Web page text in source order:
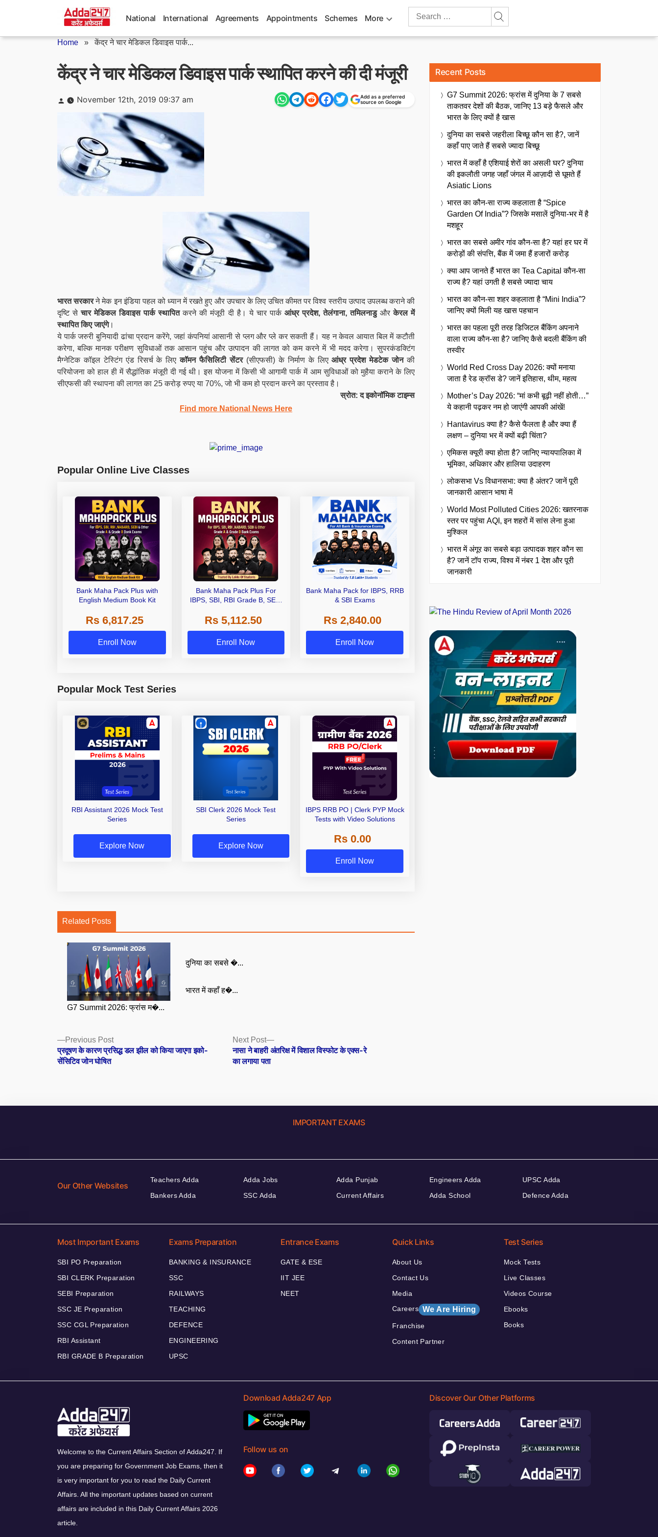
National International Agreements Appointments Schemes More
Search
Home »केंद्र ने चार मेडिकल डिवाइस पार्क...
केंद्र ने चार मेडिकल डिवाइस पार्क स्थापित करने की दी मंजूरी
Posted
by
November 12th, 2019 09:37 am
Add as a preferred
source on Google
भारत सरकारने मेक इन इंडिया पहल को ध्यान में रखते हुए और उपचार के लिए उचित कीमत पर विश्व स्तरीय उत्पाद उपलब्ध कराने की
दृष्टि सेचार मेडिकल डिवाइस पार्क स्थापितकरने की मंजूरी दी है। ये चार पार्क आंध्र प्रदेश, तेलंगाना, तमिलनाडुऔरकेरल में
स्थापित किए जाएंगे।
ये पार्क जरुरी बुनियादी ढांचा प्रदान करेंगे, जहां कंपनियां आसानी से प्लग और प्ले कर सकती हैं। यह न केवल आयात बिल में कटौती
करेगा, बल्कि मानक परीक्षण सुविधाओं तक आसान पहुंच और उत्पादन की लागत को कम करने में भी मदद करेगा। सुपरकंडक्टिंग
मैग्नेटिक कॉइल टेस्टिंग एंड रिसर्च के लिएकॉमन फैसिलिटी सेंटर (सीएफसी) के निर्माण के लिएआंध्र प्रदेश मेडटेक जोनकी
परियोजना को हाल ही में सैद्धांतिक मंजूरी दी गई थी। इस योजना में किसी भी आगामी पार्क में आम सुविधाओं को मुहैया कराने के लिए
सीएफसी की स्थापना की लागत का 25 करोड़ रुपए या 70%, जो भी कम हो प्रदान करने का प्रस्ताव है।
स्रोत: द इकोनॉमिक टाइम्स
Find more National News Here
Popular Online Live Classes
Bank Maha Pack Plus with
English Medium Book Kit
Rs 6,817.25
Enroll Now
Bank Maha Pack Plus For
IBPS, SBI, RBI Grade B, SEBI
Other Grade A & Grade B Bank
Exams
Rs 5,112.50
Enroll Now
Bank Maha Pack for IBPS, RRB
& SBI Exams
Rs 2,840.00
Enroll Now
Popular Mock Test Series
RBI Assistant 2026 Mock Test
Series
Explore Now
SBI Clerk 2026 Mock Test
Series
Explore Now
IBPS RRB PO | Clerk PYP Mock
Tests with Video Solutions
Rs 0.00
Enroll Now
Related Posts
G7 Summit 2026: फ्रांस म�...
दुनिया का सबसे �...
भारत में कहाँ ह�...
Posts
navigation
Previous PostPrevious
post:
प्रदूषण के कारण प्रसिद्ध डल झील को किया जाएगा इको-
सेंसिटिव जोन घोषित
Next Post
Next
post:
नासा ने बाहरी अंतरिक्ष में विशाल विस्फोट के एक्स-रे
का लगाया पता
Recent Posts
G7 Summit 2026: फ्रांस में दुनिया के 7 सबसे
ताकतवर देशों की बैठक, जानिए 13 बड़े फैसले और
भारत के लिए क्यों है खास
दुनिया का सबसे जहरीला बिच्छू कौन सा है?, जानें
कहाँ पाए जाते हैं सबसे ज्यादा बिच्छू
भारत में कहाँ है एशियाई शेरों का असली घर? दुनिया
की इकलौती जगह जहाँ जंगल में आज़ादी से घूमते हैं
Asiatic Lions
भारत का कौन-सा राज्य कहलाता है “Spice
Garden Of India”? जिसके मसालें दुनिया-भर में है
मशहूर
भारत का सबसे अमीर गांव कौन-सा है? यहां हर घर में
करोड़ों की संपत्ति, बैंक में जमा हैं हजारों करोड़
क्या आप जानते हैं भारत का Tea Capital कौन-सा
राज्य है? यहां उगती है सबसे ज्यादा चाय
भारत का कौन-सा शहर कहलाता है “Mini India”?
जानिए क्यों मिली यह खास पहचान
भारत का पहला पूरी तरह डिजिटल बैंकिंग अपनाने
वाला राज्य कौन-सा है? जानिए कैसे बदली बैंकिंग की
तस्वीर
World Red Cross Day 2026: क्यों मनाया
जाता है रेड क्रॉस डे? जानें इतिहास, थीम, महत्व
Mother’s Day 2026: “मां कभी बूढ़ी नहीं होती…”
ये कहानी पढ़कर नम हो जाएंगी आपकी आंखें!
Hantavirus क्या है? कैसे फैलता है और क्या हैं
लक्षण – दुनिया भर में क्यों बढ़ी चिंता?
एमिकस क्यूरी क्या होता है? जानिए न्यायपालिका में
भूमिका, अधिकार और हालिया उदाहरण
लोकसभा Vs विधानसभा: क्या है अंतर? जानें पूरी
जानकारी आसान भाषा में
World Most Polluted Cities 2026: खतरनाक
स्तर पर पहुंचा AQI, इन शहरों में सांस लेना हुआ
मुश्किल
भारत में अंगूर का सबसे बड़ा उत्पादक शहर कौन सा
है? जानें टॉप राज्य, विश्व में नंबर 1 देश और पूरी
जानकारी
IMPORTANT EXAMS
Our Other Websites
Teachers Adda
Bankers Adda
Adda Jobs
SSC Adda
Adda Punjab
Current Affairs
Engineers Adda
Adda School
UPSC Adda
Defence Adda
Most Important Exams
SBI PO Preparation
SBI CLERK Preparation
SEBI Preparation
SSC JE Preparation
SSC CGL Preparation
RBI Assistant
RBI GRADE B Preparation
Exams Preparation
BANKING & INSURANCE
SSC
RAILWAYS
TEACHING
DEFENCE
ENGINEERING
UPSC
Entrance Exams
GATE & ESE
IIT JEE
NEET
Quick Links
About Us
Contact Us
Media
Careers We Are Hiring
Franchise
Content Partner
Test Series
Mock Tests
Live Classes
Videos Course
Ebooks
Books
Welcome to the Current Affairs Section of Adda247. If
you are preparing for Government Job Exams, then it
is very important for you to read the Daily Current
Affairs. All the important updates based on current
affairs are included in this Daily Current Affairs 2026
article.
Download Adda247 App
Follow us on
Discover Our Other Platforms